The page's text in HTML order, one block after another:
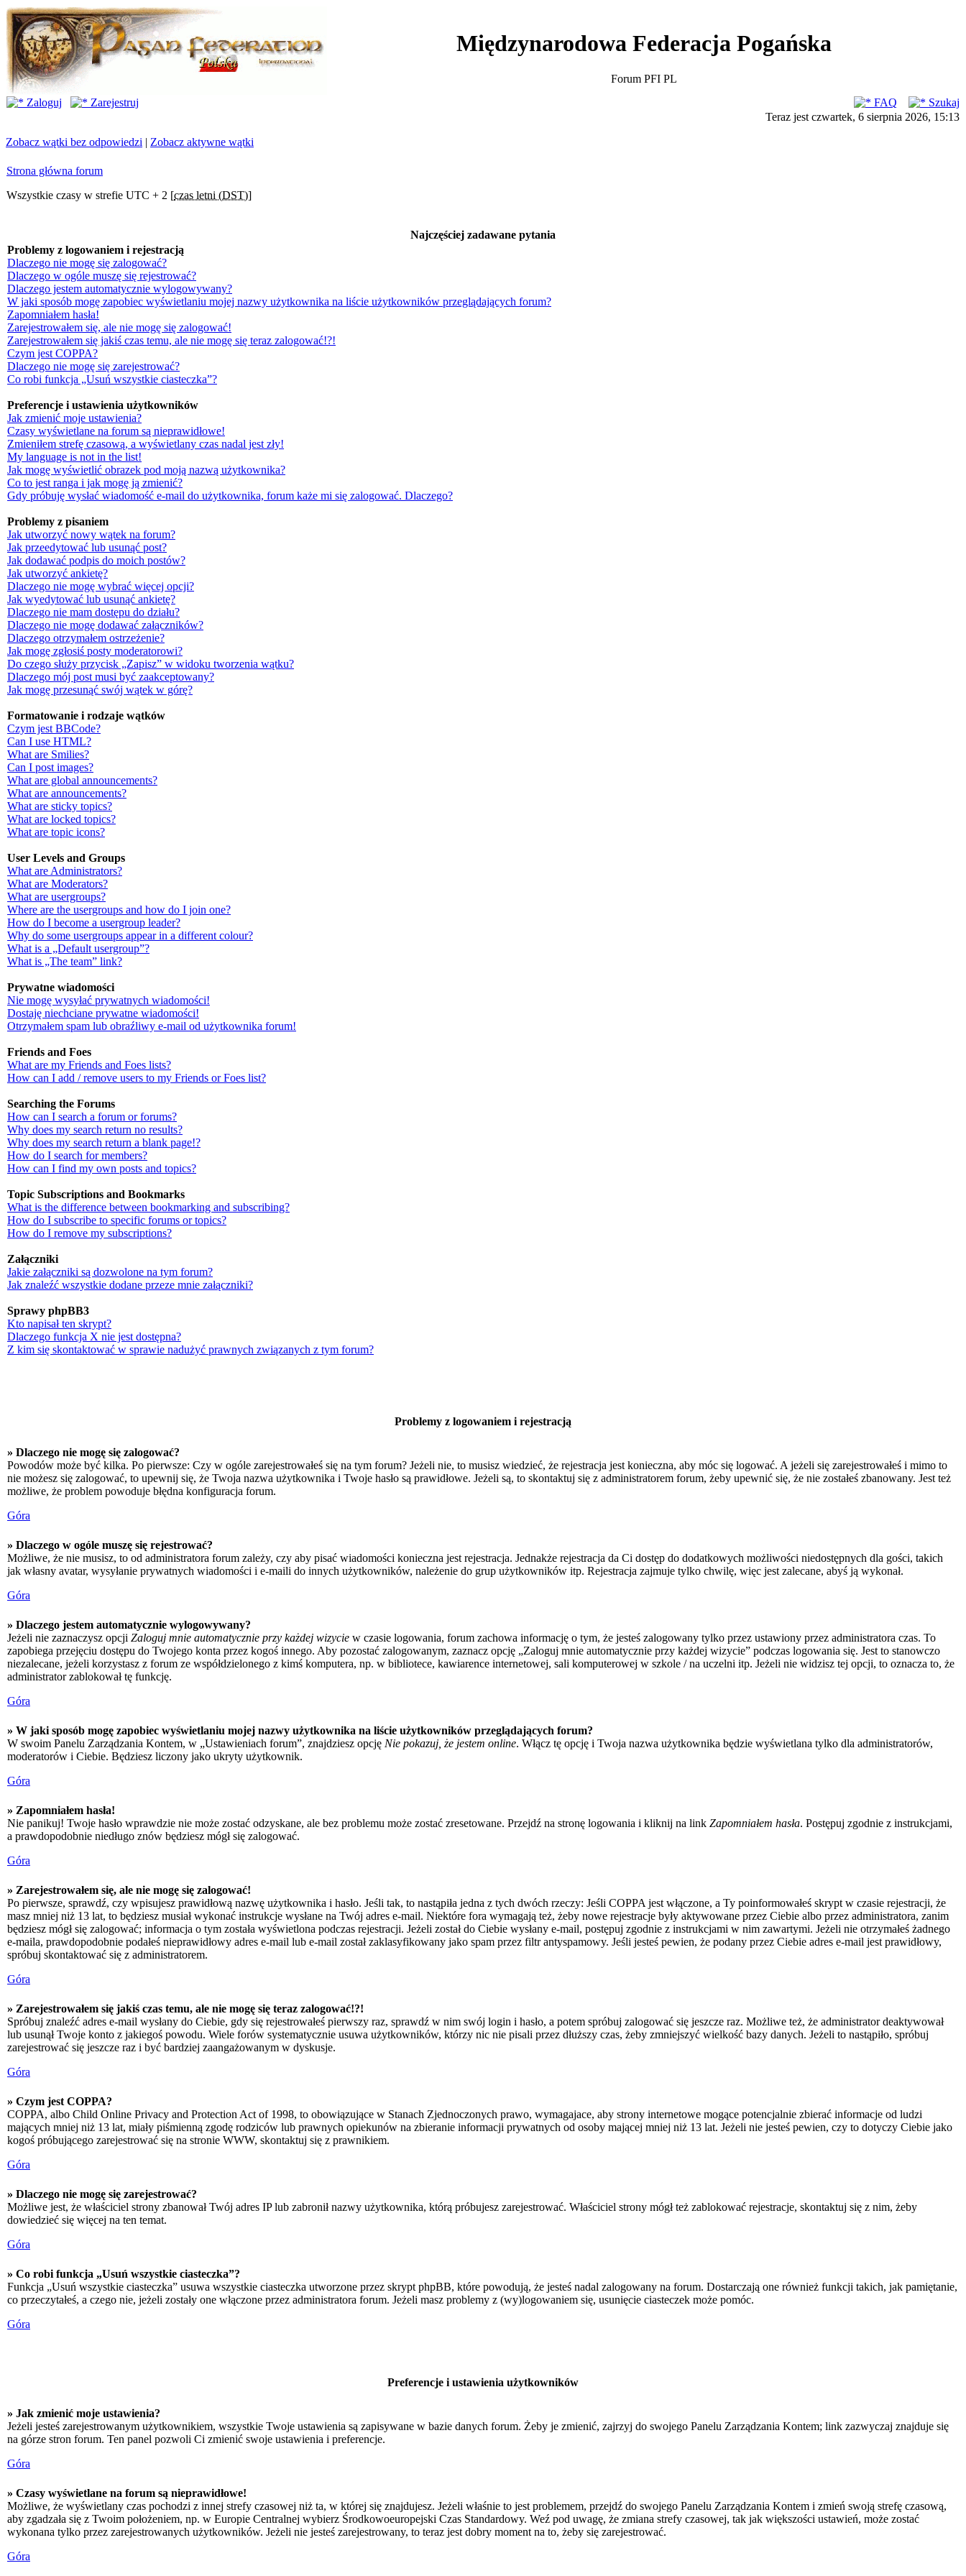
Międzynarodowa Federacja Pogańska
Forum PFI PL
Zaloguj
Zarejestruj FAQ
Szukaj
Teraz jest czwartek, 6 sierpnia 2026, 15:13
Zobacz wątki bez odpowiedzi | Zobacz aktywne wątki
Strona główna forum
Wszystkie czasy w strefie UTC + 2 [czas letni (DST)]
Najczęściej zadawane pytania
Problemy z logowaniem i rejestracją
Dlaczego nie mogę się zalogować?
Dlaczego w ogóle muszę się rejestrować?
Dlaczego jestem automatycznie wylogowywany?
W jaki sposób mogę zapobiec wyświetlaniu mojej nazwy użytkownika na liście użytkowników przeglądających forum?
Zapomniałem hasła!
Zarejestrowałem się, ale nie mogę się zalogować!
Zarejestrowałem się jakiś czas temu, ale nie mogę się teraz zalogować!?!
Czym jest COPPA?
Dlaczego nie mogę się zarejestrować?
Co robi funkcja „Usuń wszystkie ciasteczka”?
Preferencje i ustawienia użytkowników
Jak zmienić moje ustawienia?
Czasy wyświetlane na forum są nieprawidłowe!
Zmieniłem strefę czasową, a wyświetlany czas nadal jest zły!
My language is not in the list!
Jak mogę wyświetlić obrazek pod moją nazwą użytkownika?
Co to jest ranga i jak mogę ją zmienić?
Gdy próbuję wysłać wiadomość e-mail do użytkownika, forum każe mi się zalogować. Dlaczego?
Problemy z pisaniem
Jak utworzyć nowy wątek na forum?
Jak przeedytować lub usunąć post?
Jak dodawać podpis do moich postów?
Jak utworzyć ankietę?
Dlaczego nie mogę wybrać więcej opcji?
Jak wyedytować lub usunąć ankietę?
Dlaczego nie mam dostępu do działu?
Dlaczego nie mogę dodawać załączników?
Dlaczego otrzymałem ostrzeżenie?
Jak mogę zgłosiś posty moderatorowi?
Do czego służy przycisk „Zapisz” w widoku tworzenia wątku?
Dlaczego mój post musi być zaakceptowany?
Jak mogę przesunąć swój wątek w górę?
Formatowanie i rodzaje wątków
Czym jest BBCode?
Can I use HTML?
What are Smilies?
Can I post images?
What are global announcements?
What are announcements?
What are sticky topics?
What are locked topics?
What are topic icons?
User Levels and Groups
What are Administrators?
What are Moderators?
What are usergroups?
Where are the usergroups and how do I join one?
How do I become a usergroup leader?
Why do some usergroups appear in a different colour?
What is a „Default usergroup”?
What is „The team” link?
Prywatne wiadomości
Nie mogę wysyłać prywatnych wiadomości!
Dostaję niechciane prywatne wiadomości!
Otrzymałem spam lub obraźliwy e-mail od użytkownika forum!
Friends and Foes
What are my Friends and Foes lists?
How can I add / remove users to my Friends or Foes list?
Searching the Forums
How can I search a forum or forums?
Why does my search return no results?
Why does my search return a blank page!?
How do I search for members?
How can I find my own posts and topics?
Topic Subscriptions and Bookmarks
What is the difference between bookmarking and subscribing?
How do I subscribe to specific forums or topics?
How do I remove my subscriptions?
Załączniki
Jakie załączniki są dozwolone na tym forum?
Jak znaleźć wszystkie dodane przeze mnie załączniki?
Sprawy phpBB3
Kto napisał ten skrypt?
Dlaczego funkcja X nie jest dostępna?
Z kim się skontaktować w sprawie nadużyć prawnych związanych z tym forum?
Problemy z logowaniem i rejestracją
» Dlaczego nie mogę się zalogować?
Powodów może być kilka. Po pierwsze: Czy w ogóle zarejestrowałeś się na tym forum? Jeżeli nie, to musisz wiedzieć, że rejestracja jest konieczna, aby móc się logować. A jeżeli się zarejestrowałeś i mimo to
nie możesz się zalogować, to upewnij się, że Twoja nazwa użytkownika i Twoje hasło są prawidłowe. Jeżeli są, to skontaktuj się z administratorem forum, żeby upewnić się, że nie zostałeś zbanowany. Jest też
możliwe, że problem powoduje błędna konfiguracja forum.
Góra
» Dlaczego w ogóle muszę się rejestrować?
Możliwe, że nie musisz, to od administratora forum zależy, czy aby pisać wiadomości konieczna jest rejestracja. Jednakże rejestracja da Ci dostęp do dodatkowych możliwości niedostępnych dla gości, takich
jak własny avatar, wysyłanie prywatnych wiadomości i e-maili do innych użytkowników, należenie do grup użytkowników itp. Rejestracja zajmuje tylko chwilę, więc jest zalecane, abyś ją wykonał.
Góra
» Dlaczego jestem automatycznie wylogowywany?
Jeżeli nie zaznaczysz opcji Zaloguj mnie automatycznie przy każdej wizycie w czasie logowania, forum zachowa informację o tym, że jesteś zalogowany tylko przez ustawiony przez administratora czas. To
zapobiega przejęciu dostępu do Twojego konta przez kogoś innego. Aby pozostać zalogowanym, zaznacz opcję „Zaloguj mnie automatycznie przy każdej wizycie” podczas logowania się. Jest to stanowczo
niezalecane, jeżeli korzystasz z forum ze współdzielonego z kimś komputera, np. w bibliotece, kawiarence internetowej, sali komputerowej w szkole / na uczelni itp. Jeżeli nie widzisz tej opcji, to oznacza to, że
administrator zablokował tę funkcję.
Góra
» W jaki sposób mogę zapobiec wyświetlaniu mojej nazwy użytkownika na liście użytkowników przeglądających forum?
W swoim Panelu Zarządzania Kontem, w „Ustawieniach forum”, znajdziesz opcję Nie pokazuj, że jestem online. Włącz tę opcję i Twoja nazwa użytkownika będzie wyświetlana tylko dla administratorów,
moderatorów i Ciebie. Będziesz liczony jako ukryty użytkownik.
Góra
» Zapomniałem hasła!
Nie panikuj! Twoje hasło wprawdzie nie może zostać odzyskane, ale bez problemu może zostać zresetowane. Przejdź na stronę logowania i kliknij na link Zapomniałem hasła. Postępuj zgodnie z instrukcjami,
a prawdopodobnie niedługo znów będziesz mógł się zalogować.
Góra
» Zarejestrowałem się, ale nie mogę się zalogować!
Po pierwsze, sprawdź, czy wpisujesz prawidłową nazwę użytkownika i hasło. Jeśli tak, to nastąpiła jedna z tych dwóch rzeczy: Jeśli COPPA jest włączone, a Ty poinformowałeś skrypt w czasie rejestracji, że
masz mniej niż 13 lat, to będziesz musiał wykonać instrukcje wysłane na Twój adres e-mail. Niektóre fora wymagają też, żeby nowe rejestracje były aktywowane przez Ciebie albo przez administratora, zanim
będziesz mógł się zalogować; informacja o tym została wyświetlona podczas rejestracji. Jeżeli został do Ciebie wysłany e-mail, postępuj zgodnie z instrukcjami w nim zawartymi. Jeżeli nie otrzymałeś żadnego
e-maila, prawdopodobnie podałeś nieprawidłowy adres e-mail lub e-mail został zaklasyfikowany jako spam przez filtr antyspamowy. Jeśli jesteś pewien, że podany przez Ciebie adres e-mail jest prawidłowy,
spróbuj skontaktować się z administratorem.
Góra
» Zarejestrowałem się jakiś czas temu, ale nie mogę się teraz zalogować!?!
Spróbuj znaleźć adres e-mail wysłany do Ciebie, gdy się rejestrowałeś pierwszy raz, sprawdź w nim swój login i hasło, a potem spróbuj zalogować się jeszcze raz. Możliwe też, że administrator deaktywował
lub usunął Twoje konto z jakiegoś powodu. Wiele forów systematycznie usuwa użytkowników, którzy nic nie pisali przez dłuższy czas, żeby zmniejszyć wielkość bazy danych. Jeżeli to nastąpiło, spróbuj
zarejestrować się jeszcze raz i być bardziej zaangażowanym w dyskusje.
Góra
» Czym jest COPPA?
COPPA, albo Child Online Privacy and Protection Act of 1998, to obowiązujące w Stanach Zjednoczonych prawo, wymagajace, aby strony internetowe mogące potencjalnie zbierać informacje od ludzi
mających mniej niż 13 lat, miały piśmienną zgodę rodziców lub prawnych opiekunów na zbieranie informacji prywatnych od osoby mającej mniej niż 13 lat. Jeżeli nie jesteś pewien, czy to dotyczy Ciebie jako
kogoś próbującego zarejestrować się na stronie WWW, skontaktuj się z prawnikiem.
Góra
» Dlaczego nie mogę się zarejestrować?
Możliwe jest, że właściciel strony zbanował Twój adres IP lub zabronił nazwy użytkownika, którą próbujesz zarejestrować. Właściciel strony mógł też zablokować rejestracje, skontaktuj się z nim, żeby
dowiedzieć się więcej na ten temat.
Góra
» Co robi funkcja „Usuń wszystkie ciasteczka”?
Funkcja „Usuń wszystkie ciasteczka” usuwa wszystkie ciasteczka utworzone przez skrypt phpBB, które powodują, że jesteś nadal zalogowany na forum. Dostarczają one również funkcji takich, jak pamiętanie,
co przeczytałeś, a czego nie, jeżeli zostały one włączone przez administratora forum. Jeżeli masz problemy z (wy)logowaniem się, usunięcie ciasteczek może pomóc.
Góra
Preferencje i ustawienia użytkowników
» Jak zmienić moje ustawienia?
Jeżeli jesteś zarejestrowanym użytkownikiem, wszystkie Twoje ustawienia są zapisywane w bazie danych forum. Żeby je zmienić, zajrzyj do swojego Panelu Zarządzania Kontem; link zazwyczaj znajduje się
na górze stron forum. Ten panel pozwoli Ci zmienić swoje ustawienia i preferencje.
Góra
» Czasy wyświetlane na forum są nieprawidłowe!
Możliwe, że wyświetlany czas pochodzi z innej strefy czasowej niż ta, w której się znajdujesz. Jeżeli właśnie to jest problemem, przejdź do swojego Panelu Zarządzania Kontem i zmień swoją strefę czasową,
aby zgadzała się z Twoim położeniem, np. w Europie Centralnej wybierz Środkowoeuropejski Czas Standardowy. Weź pod uwagę, że zmiana strefy czasowej, tak jak większości ustawień, może zostać
wykonana tylko przez zarejestrowanych użytkowników. Jeżeli nie jesteś zarejestrowany, to teraz jest dobry moment na to, żeby się zarejestrować.
Góra